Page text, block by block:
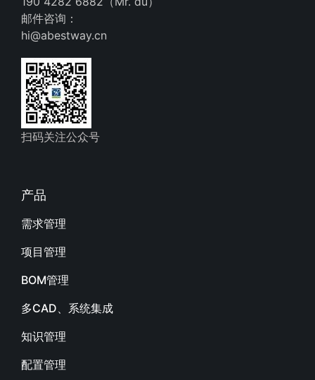
邮件咨询：
hi@abestway.cn
扫码关注公众号
产品
需求管理
项目管理
BOM管理
多CAD、系统集成
知识管理
配置管理